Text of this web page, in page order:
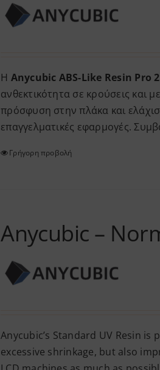
Η Anycubic ABS-Like Resin Pro 2
ανθεκτικότητα σε κρούσεις και
πρόσφυση στην πλάκα και
επαγγελματικές εφαρμογές.
Γρήγορη προβολή
Anycubic –
Anycubic’s Standard UV Resin
excessive shrinkage, but also